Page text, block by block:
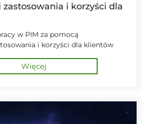
zastosowania i korzyści dla
w PIM za pomocą
i korzyści dla klientów
Więcej